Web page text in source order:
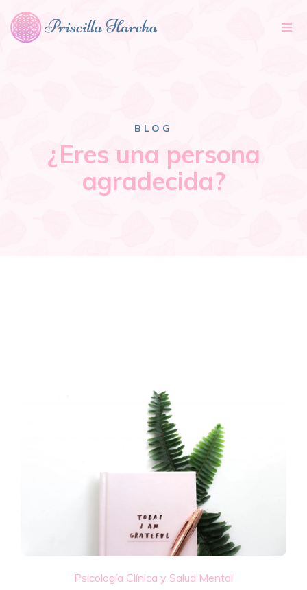
BLOG
¿Eres una persona
agradecida?
Psicología Clínica y Salud Mental